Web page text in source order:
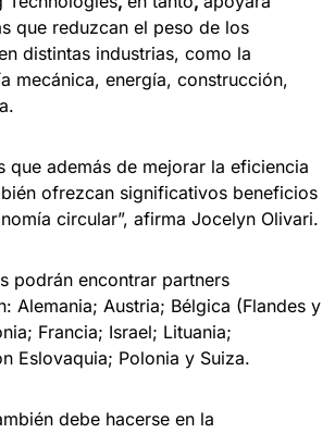
que reduzcan el peso de los
distintas industrias, como la
mecánica, energía, construcción,
que además de mejorar la eficiencia
ofrezcan significativos beneficios
circular”, afirma Jocelyn Olivari.
podrán encontrar partners
Alemania; Austria; Bélgica (Flandes y
Francia; Israel; Lituania;
Eslovaquia; Polonia y Suiza.
debe hacerse en la